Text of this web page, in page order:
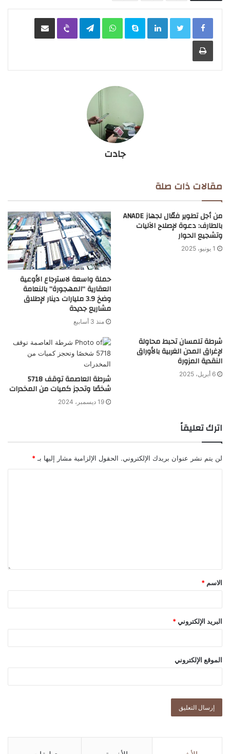
LinkedIn
Skype
WhatsApp
Telegram
Viber مشاركة عبر البريد
طباعة
جادت
مقالات ذات صلة
من أجل تطوير فعّال لجهاز ANADE
بالطارف: دعوة لإصلاح الآليات
وتشجيع الحوار
1 يونيو، 2025
حملة واسعة لاسترجاع الأوعية
العقارية “المهجورة” بالنعامة
وضخ 3.9 مليارات دينار لإطلاق
مشاريع جديدة
منذ 3 أسابيع
شرطة تلمسان تحبط محاولة
لإغراق المدن الغربية بالأوراق
النقدية المزورة
6 أبريل، 2025 شرطة العاصمة توقف 5718
شخصًا وتحجز كميات من المخدرات
19 ديسمبر، 2024
اترك تعليقاً
لن يتم نشر عنوان بريدك الإلكتروني. الحقول الإلزامية مشار إليها بـ *
الاسم *
البريد الإلكتروني *
الموقع الإلكتروني